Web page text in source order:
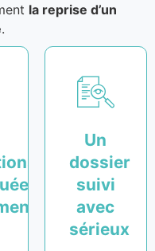
la reprise d’un
.
Un
dossier
suivi
avec
sérieux